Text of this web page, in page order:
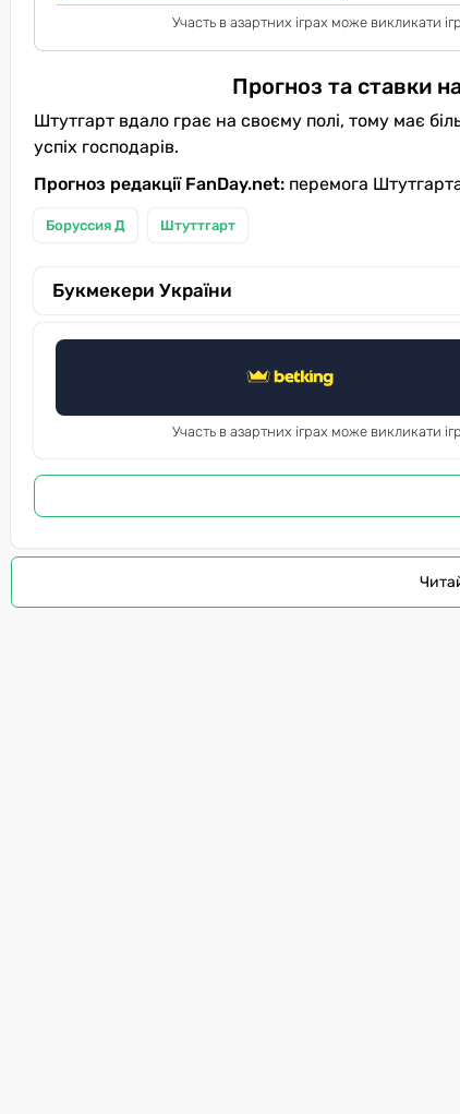
Участь в азартних іграх може викликати
Прогноз та ставки
Штутгарт вдало грає на своєму полі, тому має
успіх господарів.
Прогноз редакції FanDay.net: перемога
Боруссия Д Штуттгарт
Букмекери України
Участь в азартних іграх може викликати